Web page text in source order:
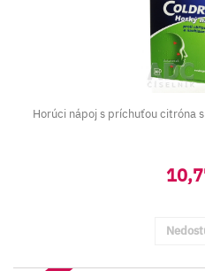
Horúci nápoj s príchuťou citróna